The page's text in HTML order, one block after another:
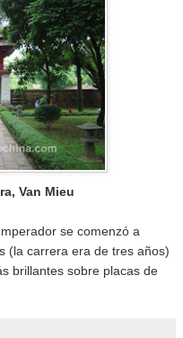
Van Mieu
se comenzó a
(la carrera era de tres años)
brillantes sobre placas de